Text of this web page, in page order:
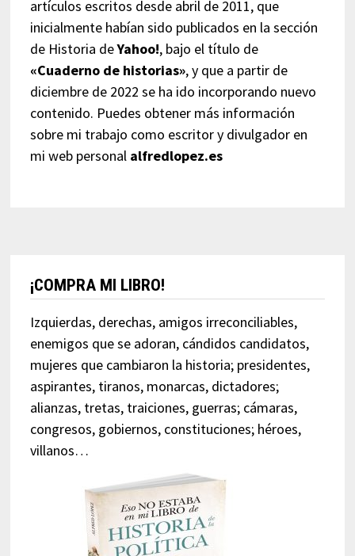
artículos escritos desde abril de 2011, que
inicialmente habían sido publicados en la sección
de Historia deYahoo!, bajo el título de
«Cuaderno de historias», y que a partir de
diciembre de 2022 se ha ido incorporando nuevo
contenido. Puedes obtener más información
sobre mi trabajo como escritor y divulgador en
mi web personal alfredlopez.es
¡COMPRA MI LIBRO!
Izquierdas, derechas, amigos irreconciliables,
enemigos que se adoran, cándidos candidatos,
mujeres que cambiaron la historia; presidentes,
aspirantes, tiranos, monarcas, dictadores;
alianzas, tretas, traiciones, guerras; cámaras,
congresos, gobiernos, constituciones; héroes,
villanos…